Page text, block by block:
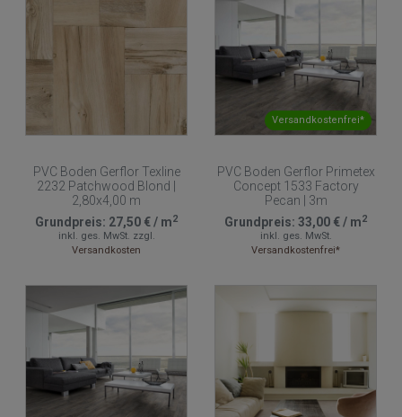
PVC Boden Gerflor Texline
2232 Patchwood Blond |
2,80x4,00 m
Grundpreis: 27,50 €/ m2
inkl. ges. MwSt. zzgl.
Versandkosten
Versandkostenfrei*
PVC Boden Gerflor Primetex
Concept 1533 Factory
Pecan | 3m
Grundpreis: 33,00 €/ m2
inkl. ges. MwSt.
Versandkostenfrei*